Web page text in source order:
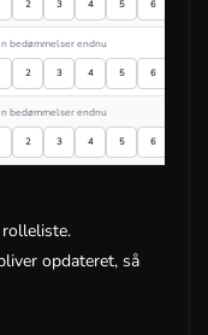
2 3 4 5 6
bedømmelser endnu
2 3 4 5 6
bedømmelser endnu
2 3 4 5 6
opdateret, så